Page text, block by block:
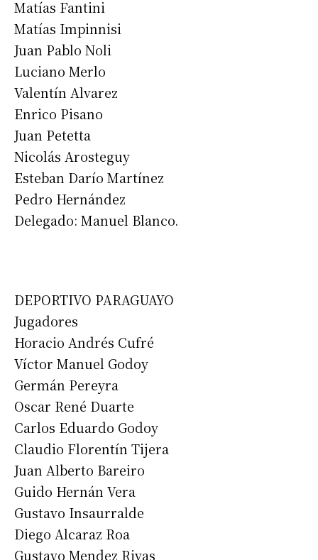
Matías Fantini
Matías Impinnisi
Juan Pablo Noli
Luciano Merlo
Valentín Alvarez
Enrico Pisano
Juan Petetta
Nicolás Arosteguy
Esteban Darío Martínez
Pedro Hernández
Delegado: Manuel Blanco.
DEPORTIVO PARAGUAYO
Jugadores
Horacio Andrés Cufré
Víctor Manuel Godoy
Germán Pereyra
Oscar René Duarte
Carlos Eduardo Godoy
Claudio Florentín Tijera
Juan Alberto Bareiro
Guido Hernán Vera
Gustavo Insaurralde
Diego Alcaraz Roa
Gustavo Mendez Rivas